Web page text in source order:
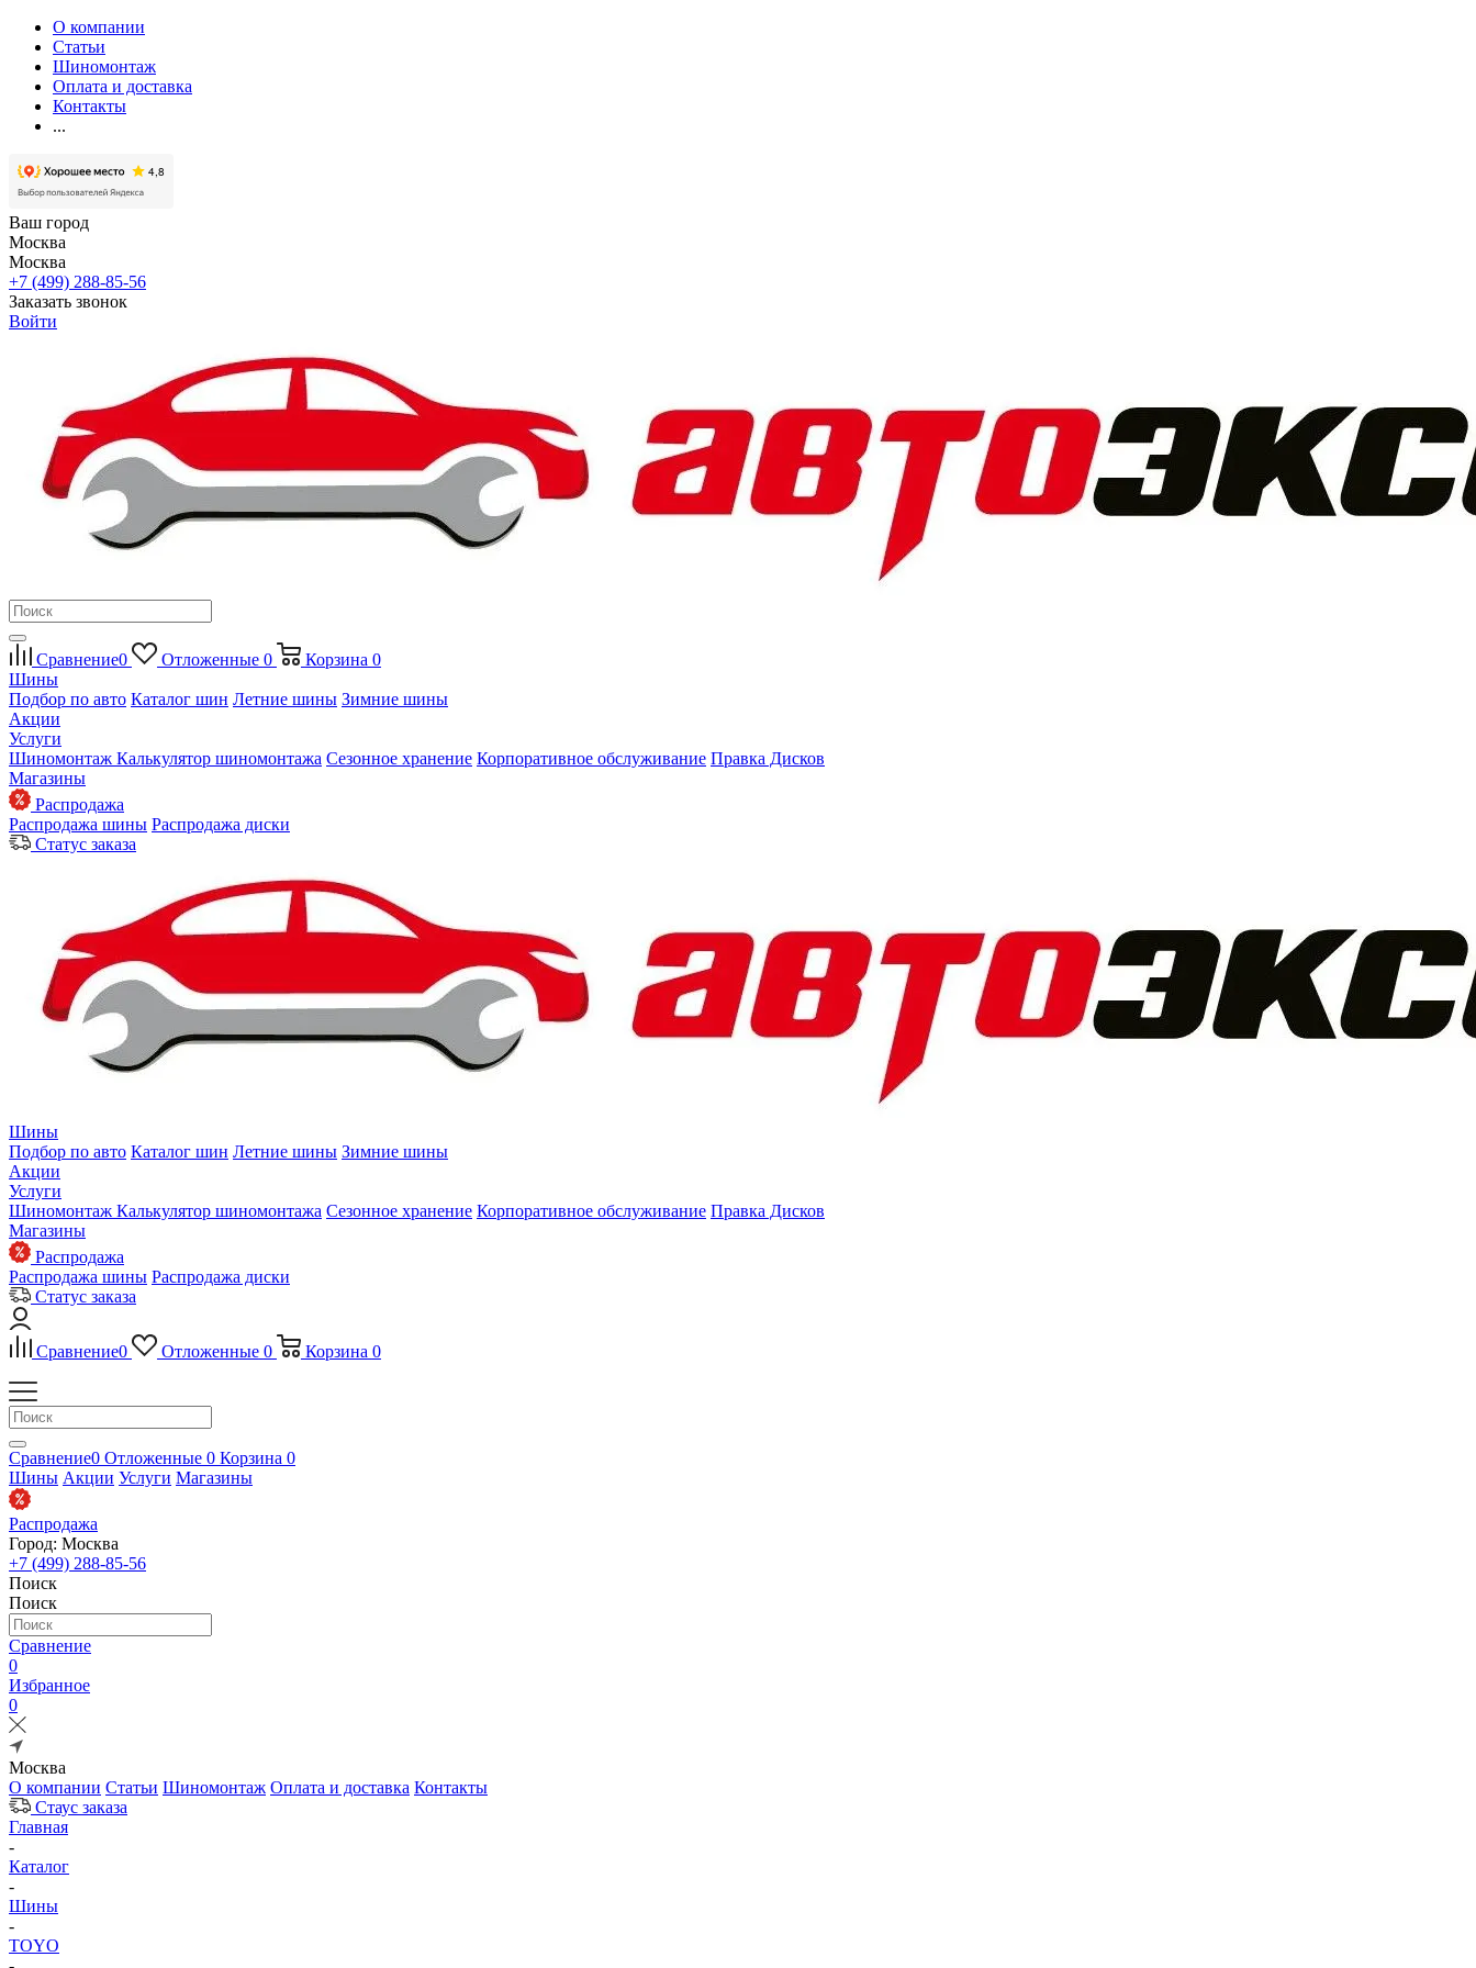
О компании
Статьи
Шиномонтаж
Оплата и доставка
Контакты
...
Ваш город
Москва
Москва
+7 (499) 288-85-56
Заказать звонок
Войти
Сравнение0 Отложенные 0 Корзина 0
Шины
Подбор по авто Каталог шин Летние шины Зимние шины
Акции
Услуги
Шиномонтаж Калькулятор шиномонтажа Сезонное хранение Корпоративное обслуживание Правка Дисков
Магазины
Распродажа
Распродажа шины Распродажа диски
Статус заказа
Шины
Подбор по авто Каталог шин Летние шины Зимние шины
Акции
Услуги
Шиномонтаж Калькулятор шиномонтажа Сезонное хранение Корпоративное обслуживание Правка Дисков
Магазины
Распродажа
Распродажа шины Распродажа диски
Статус заказа
Сравнение0 Отложенные 0 Корзина 0
Сравнение0 Отложенные 0 Корзина 0
Шины Акции Услуги Магазины
Распродажа
Город: Москва
+7 (499) 288-85-56
Поиск
Поиск
Сравнение
0
Избранное
0
Москва
О компании Статьи Шиномонтаж Оплата и доставка Контакты
Стаус заказа
Главная
-
Каталог
-
Шины
-
TOYO